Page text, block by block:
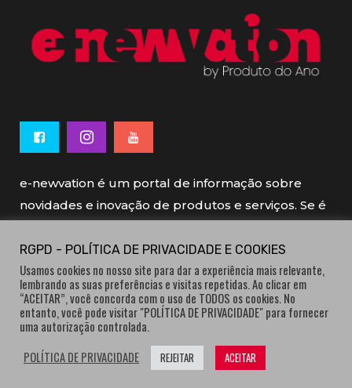
e-newvation é um portal de informação sobre
novidades e inovação de produtos e serviços. Se é
e-newvation tem o patrocínio do “Produto do
Ano”, o prémio de inovação atribuído por
consumidores.
RGPD - POLÍTICA DE PRIVACIDADE E COOKIES
Usamos cookies no nosso site para dar a experiência mais relevante,
lembrando as suas preferências e visitas repetidas. Ao clicar em
“ACEITAR”, você concorda com o uso de TODOS os cookies. No
entanto, você pode visitar "POLÍTICA DE PRIVACIDADE" para fornecer
uma autorização controlada.
POLÍTICA DE PRIVACIDADE
REJEITAR ACEITAR